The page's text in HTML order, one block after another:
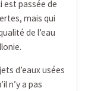
est passée de
mais qui
de l’eau
d’eaux usées
n’y a pas